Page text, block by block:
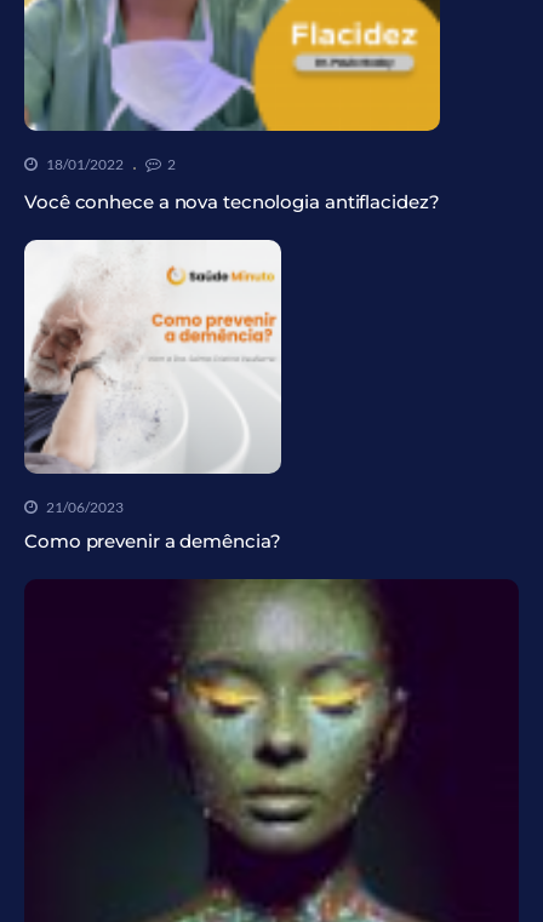
18/01/2022 2
Você conhece a nova tecnologia antiflacidez?
21/06/2023
Como prevenir a demência?